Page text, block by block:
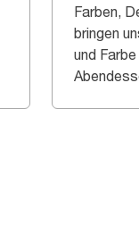
Farben,
bringen
und